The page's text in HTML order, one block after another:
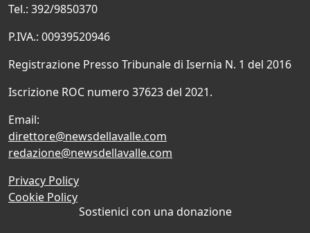
Tel.: 392/9850370
P.IVA.: 00939520946
Registrazione Presso Tribunale di Isernia N. 1 del 2016
Iscrizione ROC numero 37623 del 2021.
Email:
direttore@newsdellavalle.com
redazione@newsdellavalle.com
Privacy Policy
Cookie Policy
Sostienici con una donazione